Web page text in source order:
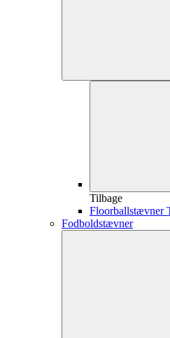
Tilbage
Floorballstævner
Fodboldstævner